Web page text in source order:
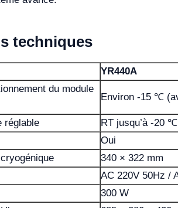
techniques
YR440A
du module
Environ -15 ℃
réglable
RT jusqu’à -20 ℃
Oui
340 × 322 mm
AC 220V 50Hz /
300 W